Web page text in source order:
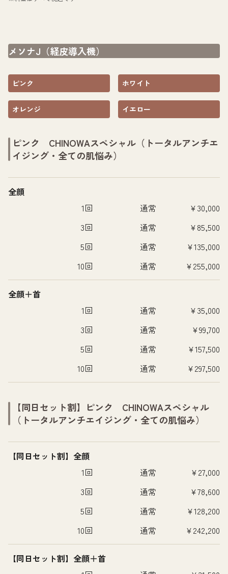
メソナJ（経皮導入機）
ピンク ホワイト
オレンジ イエロー
ピンク CHINOWAスペシャル（トータルアンチエ
イジング・全ての肌悩み）
全顔
1回
通常
¥30,000
3回
通常
¥85,500
5回
通常
¥135,000
10回
通常 ¥255,000
全顔＋首
1回
通常
¥35,000
3回
通常
¥99,700
5回
通常
¥157,500
10回
通常 ¥297,500
【同日セット割】ピンク CHINOWAスペシャル
（トータルアンチエイジング・全ての肌悩み）
【同日セット割】全顔
1回
通常
¥27,000
3回
通常
¥78,600
5回
通常
¥128,200
10回
通常 ¥242,200
【同日セット割】全顔＋首